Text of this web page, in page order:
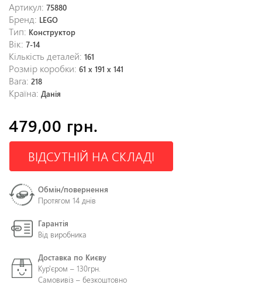
Артикул: 75880
Бренд: LEGO
Тип: Конструктор
Вік: 7-14
Кількість деталей: 161
Розмір коробки: 61 x 191 x 141
Вага: 218
Країна: Данія
479,00 грн.
ВІДСУТНІЙ НА СКЛАДІ
Обмін/повернення
Протягом 14 днів
Гарантія
Від виробника
Доставка по Києву
Кур'єром – 130грн.
Самовивіз – безкоштовно